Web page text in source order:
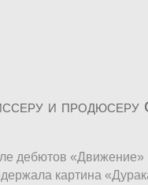
и продюсеру
дебютов «Движение»
картина